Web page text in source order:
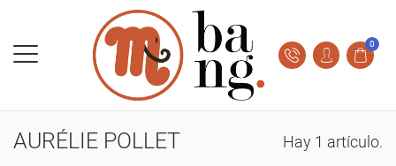
0
AURÉLIE POLLET Hay 1 artículo.